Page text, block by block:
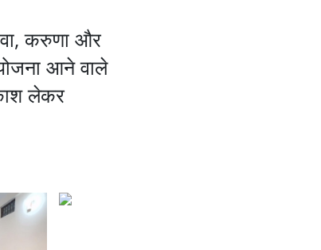
करुणा और
आने वाले
लेकर